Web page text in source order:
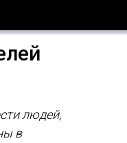
людей,
в